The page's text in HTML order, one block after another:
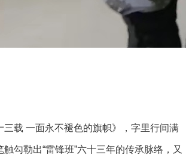
载 一面永不褪色的旗帜》，字里行间满
勾勒出“雷锋班”六十三年的传承脉络，又